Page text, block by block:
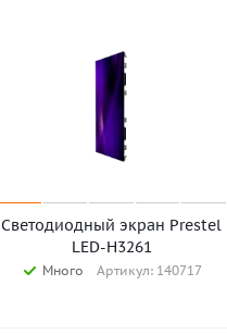
Светодиодный экран Prestel
LED-H3261
Много Артикул: 140717